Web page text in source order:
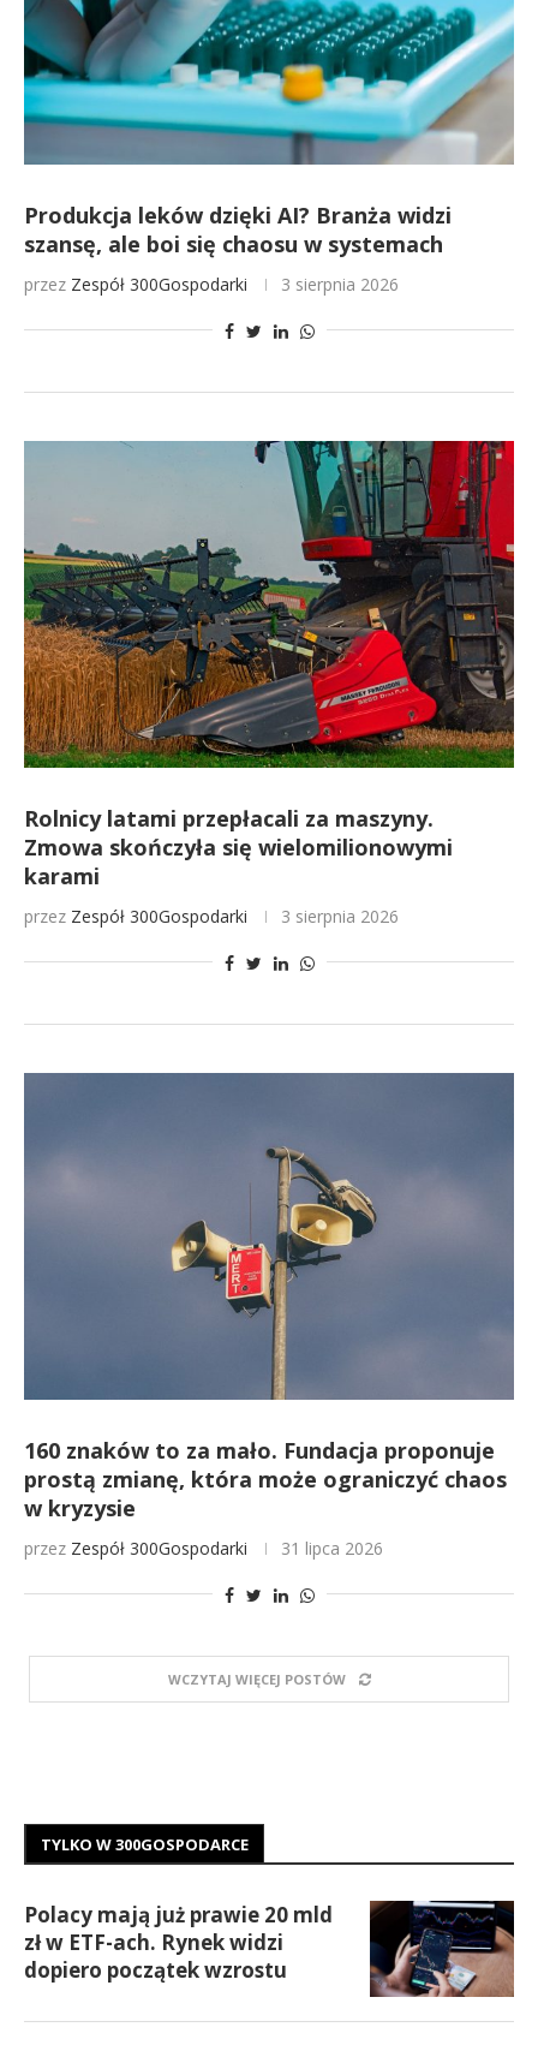
Produkcja leków dzięki AI? Branża widzi
szansę, ale boi się chaosu w systemach
przez Zespół 300Gospodarki 3 sierpnia 2026
Rolnicy latami przepłacali za maszyny.
Zmowa skończyła się wielomilionowymi
karami
przez Zespół 300Gospodarki 3 sierpnia 2026
160 znaków to za mało. Fundacja proponuje
prostą zmianę, która może ograniczyć chaos
w kryzysie
przez Zespół 300Gospodarki 31 lipca 2026
WCZYTAJ WIĘCEJ POSTÓW
TYLKO W 300GOSPODARCE
Polacy mają już prawie 20 mld
zł w ETF-ach. Rynek widzi
dopiero początek wzrostu